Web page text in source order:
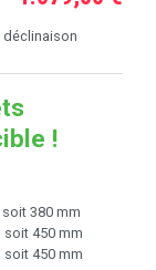
déclinaison
!
380 mm
soit 450 mm
soit 450 mm